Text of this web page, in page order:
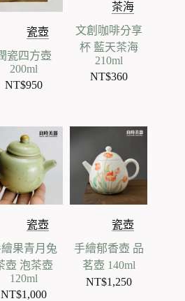
瓷壺
瓷四方壺
200ml
NT$950
茶海
文創咖啡分享
杯 藍天茶海
210ml
NT$360
瓷壺
果青月兔
壺 泡茶壺
120ml
NT$1,000
瓷壺
手繪郁香壺 品
茗壺 140ml
NT$1,250